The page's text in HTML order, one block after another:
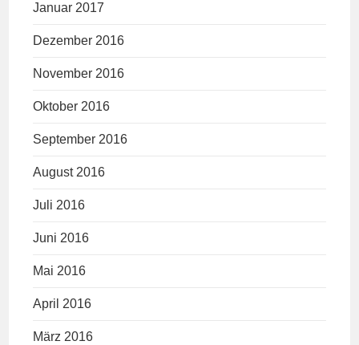
Januar 2017
Dezember 2016
November 2016
Oktober 2016
September 2016
August 2016
Juli 2016
Juni 2016
Mai 2016
April 2016
März 2016